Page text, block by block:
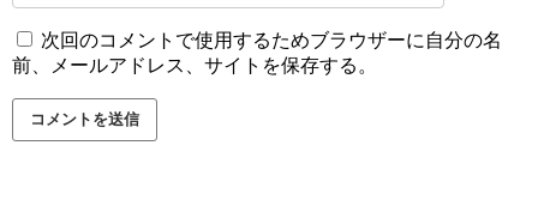
次回のコメントで使用するためブラウザーに自分の名
前、メールアドレス、サイトを保存する。